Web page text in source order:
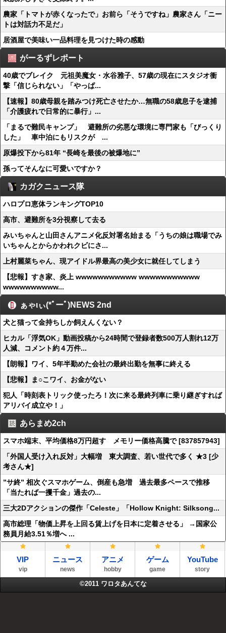
農家「トマトが赤くなったで」お前ら「そうですね」農家さん「ニー
トは対話力不足だ」
居酒屋で美味い一品料理を見つけた時の感動
がーるずレポート
40歳でブレイク 元祖美魔女・水谷雅子、57歳の現在にスタジオ衝
撃「信じられない」「やっぱ...
【速報】80歳母親を踏みつけ死亡させたか…無職の58歳息子を逮捕
「介護疲れで日常的に暴行」...
「まるで難民キャンプ」 避難所の劣悪な環境に専門家も「びっくり
した」 車中泊にもリスクが ...
原爆投下から81年 “長崎を最後の被爆地に”
孫ってそんなに可愛いですか？
カガクニュース隊
ハロプロ恵体ランキングTOP10
高市、避難所を3分視察して去る
みいちゃんと山田さんアニメ化反対署名始まる「うちの娘は職場でみ
いちゃんとからかわれクビにさ...
上村麗菜ちゃん、現アイドル界最高の美少女に就任してしまう
【悲報】すき家、炎上 wwwwwwwwwww wwwwwwwwwww
wwwwwwwwww...
ぁゃιぃ(*ﾟーﾟ)NEWS 2nd
犬と猫って金持ちしか飼えんくない？
ヒカル「浮気OK」動画投稿から24時間で登録者数500万人割れ12万
人減、コメント約４万件...
【朗報】ワイ、5年半勤めた会社の最終出勤を無事に終える
【悲報】ま○こワイ、お金がない
犯人「時刻表トリック使ったろ！次に来る最終列車に乗り継ぎすれば
アリバイ成立や！」
あらまめ2ch
スマホ端末、平均価格8万円超す メモリー価格高騰で [837857943]
「外国人受け入れ反対」大幅増 東大調査、若い世代で多く ★3 [少
考さん★]
”サ終” 相次ぐスマホゲーム、倒産も急増 過去最多ペースで推移
「当たれば一攫千金」過去の...
三大2Dアクションの傑作「Celeste」「Hollow Knight: Silksong...
高市総理「物価上昇を上回る賃上げを日本に定着させる」 →国家公
務員月給3.51％増へ ...
VIP
vip
ニュース
news
アニメ
hobby
ゲーム
game
YouTube
story
©2011 ワロタあんてな